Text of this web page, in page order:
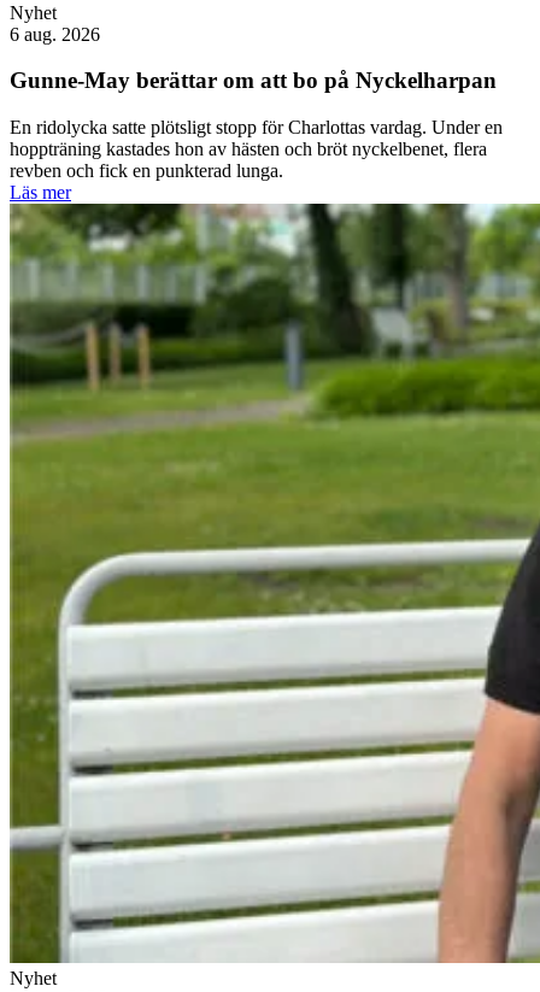
Nyhet
6 aug. 2026
Gunne-May berättar om att bo på Nyckelharpan
En ridolycka satte plötsligt stopp för Charlottas vardag. Under en
hoppträning kastades hon av hästen och bröt nyckelbenet, flera
revben och fick en punkterad lunga.
Läs mer
Nyhet